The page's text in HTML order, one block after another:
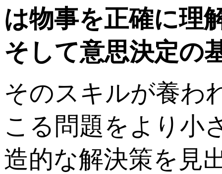
は物事を正確に理
そして意思決定の
そのスキルが養わ
こる問題をより小
造的な解決策を見